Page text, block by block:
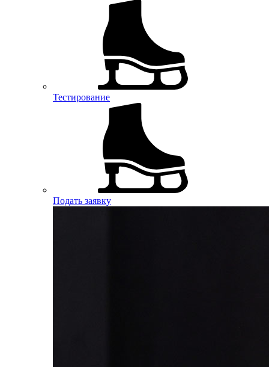
Тестирование
Подать заявку